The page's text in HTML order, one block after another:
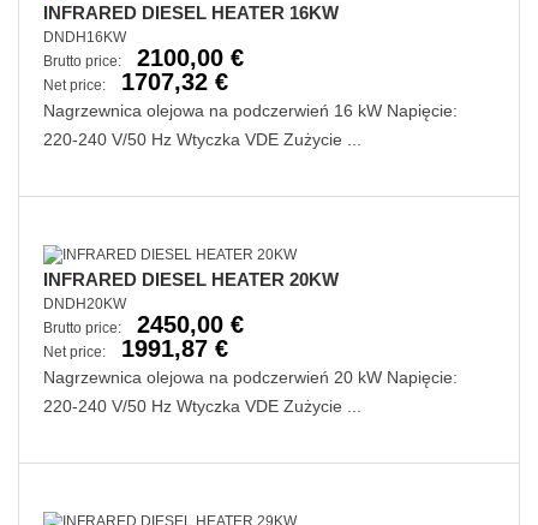
INFRARED DIESEL HEATER 16KW
DNDH16KW
Brutto price:
2100,00 €
Net price: 1707,32 €
Nagrzewnica olejowa na podczerwień 16 kW Napięcie:
220-240 V/50 Hz Wtyczka VDE Zużycie ...
INFRARED DIESEL HEATER 20KW
DNDH20KW
Brutto price:
2450,00 €
Net price: 1991,87 €
Nagrzewnica olejowa na podczerwień 20 kW Napięcie:
220-240 V/50 Hz Wtyczka VDE Zużycie ...